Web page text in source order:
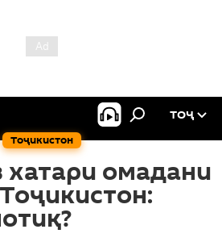
Тоҷикистон
ТОҶ
омадани